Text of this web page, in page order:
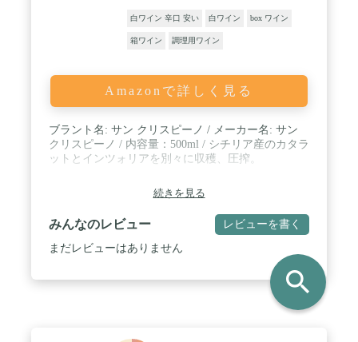
白ワイン 辛口 安い 白ワイン box ワイン
箱ワイン 調理用ワイン
Amazonで詳しく見る
ブラント名: サン クリスピーノ / メーカー名: サン
クリスピーノ / 内容量：500ml / シチリア産のカタラ
ットとインツォリアを別々に収穫、圧搾。
続きを見る
みんなのレビュー レビューを書く
まだレビューはありません
search